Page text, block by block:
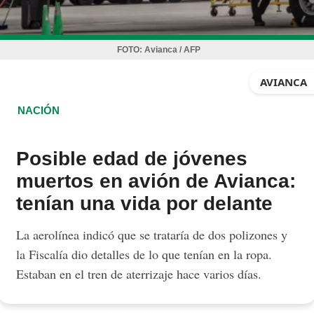
FOTO: Avianca / AFP
AVIANCA
NACIÓN
Posible edad de jóvenes
muertos en avión de Avianca:
tenían una vida por delante
La aerolínea indicó que se trataría de dos polizones y
la Fiscalía dio detalles de lo que tenían en la ropa.
Estaban en el tren de aterrizaje hace varios días.